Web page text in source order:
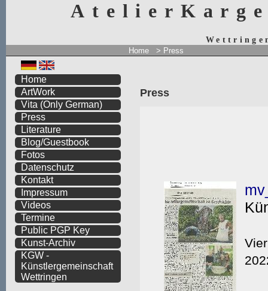
Home > Press
Press
Home
ArtWork
Vita (Only German)
Press
Literature
Blog/Guestbook
Fotos
Datenschutz
Kontakt
Impressum
Videos
Termine
Public PGP Key
Kunst-Archiv
KGW -
Künstlergemeinschaft
Wettringen